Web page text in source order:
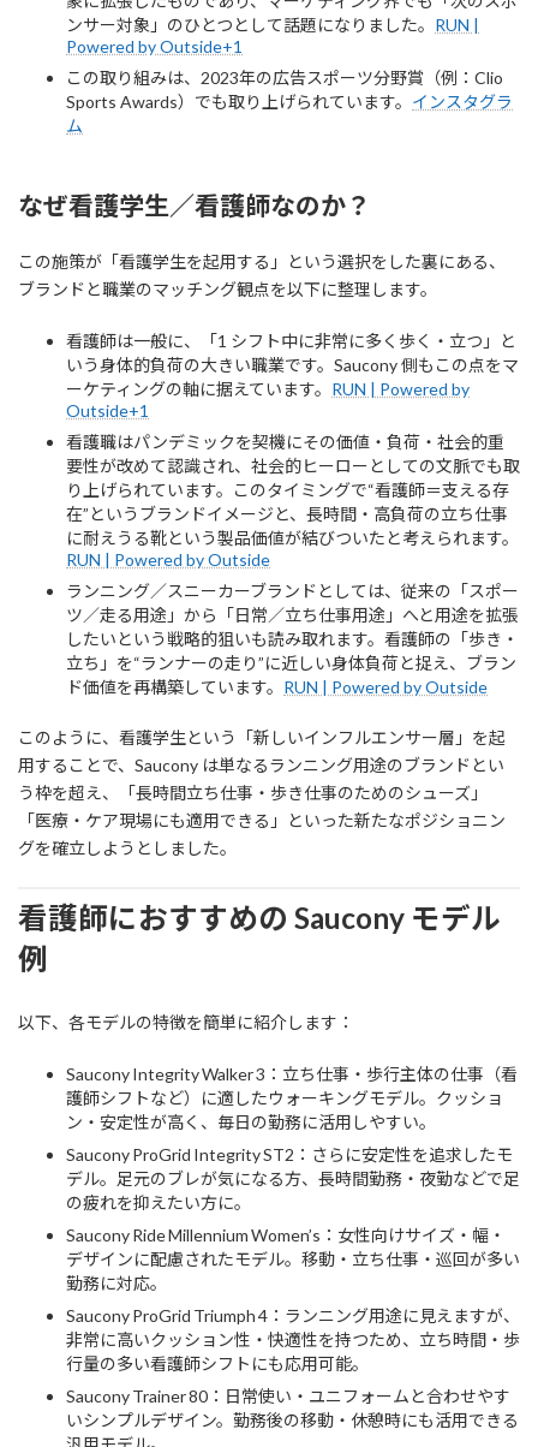
ンサー対象」のひとつとして話題になりました。 RUN |
Powered by Outside+1
この取り組みは、2023年の広告スポーツ分野賞（例：Clio
Sports Awards）でも取り上げられています。 インスタグラ
ム
なぜ看護学生／看護師なのか？
この施策が「看護学生を起用する」という選択をした裏にある、
ブランドと職業のマッチング観点を以下に整理します。
看護師は一般に、「1 シフト中に非常に多く歩く・立つ」と
いう身体的負荷の大きい職業です。Saucony 側もこの点をマ
ーケティングの軸に据えています。 RUN | Powered by
Outside+1
看護職はパンデミックを契機にその価値・負荷・社会的重
要性が改めて認識され、社会的ヒーローとしての文脈でも取
り上げられています。このタイミングで“看護師＝支える存
在”というブランドイメージと、長時間・高負荷の立ち仕事
に耐えうる靴という製品価値が結びついたと考えられます。
RUN | Powered by Outside
ランニング／スニーカーブランドとしては、従来の「スポー
ツ／走る用途」から「日常／立ち仕事用途」へと用途を拡張
したいという戦略的狙いも読み取れます。看護師の「歩き・
立ち」を“ランナーの走り”に近しい身体負荷と捉え、ブラン
ド価値を再構築しています。 RUN | Powered by Outside
このように、看護学生という「新しいインフルエンサー層」を起
用することで、Saucony は単なるランニング用途のブランドとい
う枠を超え、「長時間立ち仕事・歩き仕事のためのシューズ」
「医療・ケア現場にも適用できる」といった新たなポジショニン
グを確立しようとしました。
看護師におすすめの Saucony モデル
例
以下、各モデルの特徴を簡単に紹介します：
Saucony Integrity Walker 3：立ち仕事・歩行主体の仕事（看
護師シフトなど）に適したウォーキングモデル。クッショ
ン・安定性が高く、毎日の勤務に活用しやすい。
Saucony ProGrid Integrity ST2：さらに安定性を追求したモ
デル。足元のブレが気になる方、長時間勤務・夜勤などで足
の疲れを抑えたい方に。
Saucony Ride Millennium Women’s：女性向けサイズ・幅・
デザインに配慮されたモデル。移動・立ち仕事・巡回が多い
勤務に対応。
Saucony ProGrid Triumph 4：ランニング用途に見えますが、
非常に高いクッション性・快適性を持つため、立ち時間・歩
行量の多い看護師シフトにも応用可能。
Saucony Trainer 80：日常使い・ユニフォームと合わせやす
いシンプルデザイン。勤務後の移動・休憩時にも活用できる